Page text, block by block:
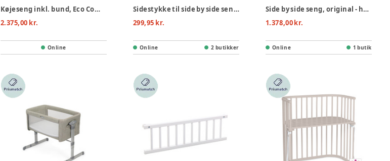
Køjeseng inkl. bund, Eco Comfort 70x160 cm. - Natur
2.375,00 kr.
Online
Sidestykke til side by side seng Original - hvid
299,95 kr.
Online 2 butikker
Side by side seng, original - hvid
1.378,00 kr.
Online 1 butik